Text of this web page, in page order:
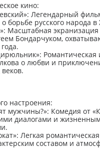
кино:
Легендарный
борьбе русского народа в
Масштабная
Бондарчуком,
Романтическая
о любви и
веков.
настроения:
мужчины?»: Комедия от
диалогами и
Легкая
составом и